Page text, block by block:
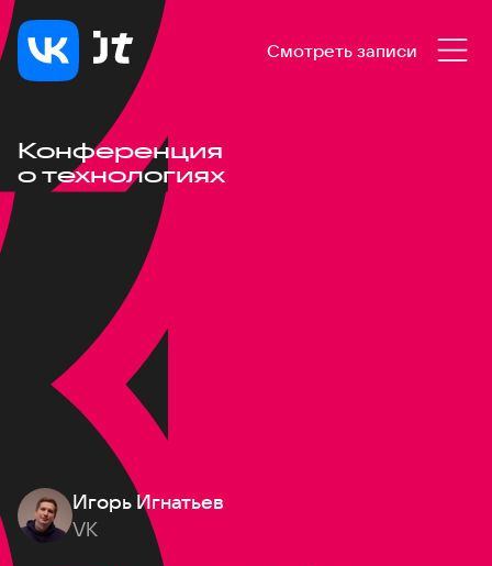
Смотреть записи
Конференция
о технологиях
Игорь Игнатьев
VK